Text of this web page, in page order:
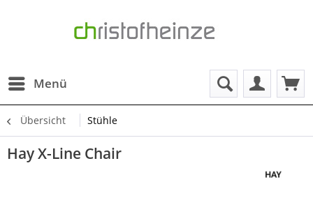
Menü
Übersicht Stühle
Hay X-Line Chair